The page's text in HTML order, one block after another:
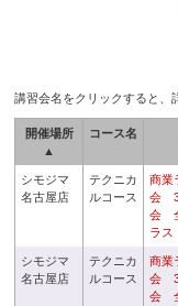
講習会名をクリックすると、
開催場所
▲
コース名
シモジマ
名古屋店
テクニカ
ルコース
商業
会 3
会
ラ
シモジマ
名古屋店
テクニカ
ルコース
商業
会 3
会